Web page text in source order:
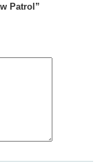
Patrol”